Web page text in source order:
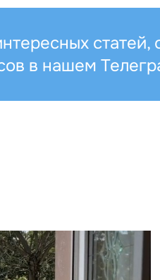
статей,
в нашем